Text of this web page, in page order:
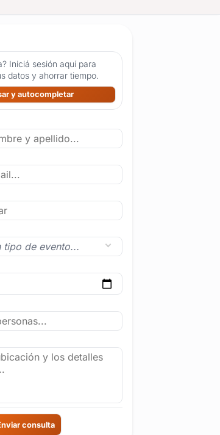
Iniciá sesión aquí para
datos y ahorrar tiempo.
y autocompletar
consulta